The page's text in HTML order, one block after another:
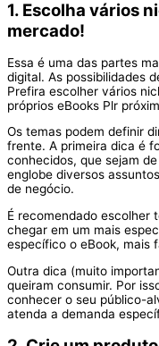
1. Escolha vários
mercado!
Essa é uma das partes
digital. As possibilidades
Prefira escolher vários
próprios eBooks Plr
Os temas podem definir
frente. A primeira dica é
conhecidos, que sejam
englobe diversos
de negócio.
É recomendado escolher
chegar em um mais
específico o eBook, mais
Outra dica (muito
queiram consumir. Por
conhecer o seu público-
atenda a demanda